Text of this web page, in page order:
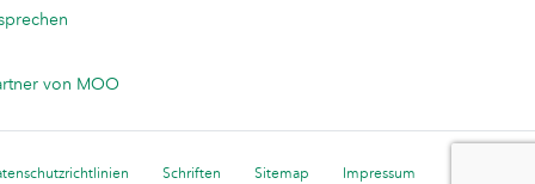
von MOO
Schriften Sitemap Impressum